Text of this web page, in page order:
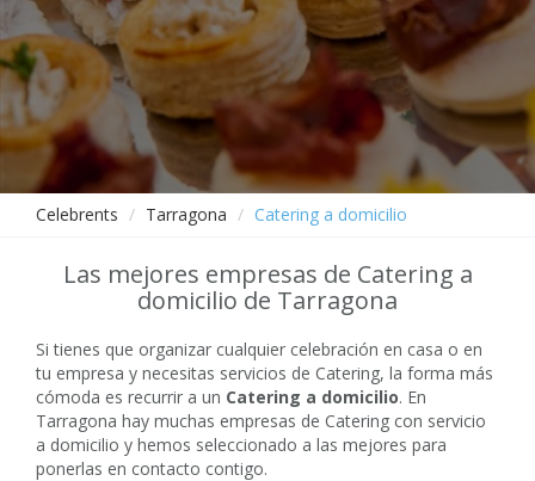
Celebrents Tarragona Catering a domicilio
Las mejores empresas de Catering a
domicilio de Tarragona
Si tienes que organizar cualquier celebración en casa o en
tu empresa y necesitas servicios de Catering, la forma más
cómoda es recurrir a un Catering a domicilio. En
Tarragona hay muchas empresas de Catering con servicio
a domicilio y hemos seleccionado a las mejores para
ponerlas en contacto contigo.